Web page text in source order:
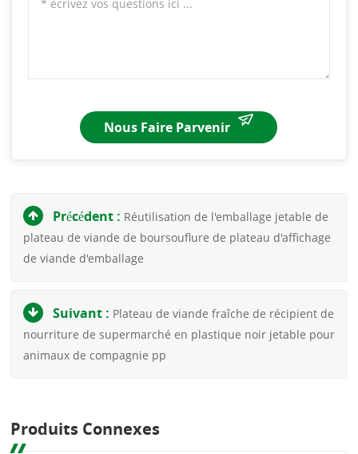
Nous Faire Parvenir
Précédent : Réutilisation de l'emballage jetable de
plateau de viande de boursouflure de plateau d'affichage
de viande d'emballage
Suivant : Plateau de viande fraîche de récipient de
nourriture de supermarché en plastique noir jetable pour
animaux de compagnie pp
Produits Connexes